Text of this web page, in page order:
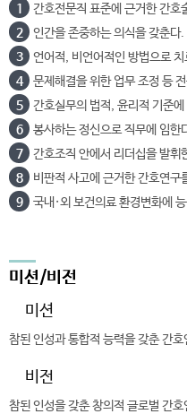
1
간호전문직 표준에 근거한 간호
2
인간을 존중하는 의식을 갖춘다.
3
언어적, 비언어적인 방법으로
4
문제해결을 위한 업무 조정 등
5
간호실무의 법적, 윤리적 기준
6
봉사하는 정신으로 직무에 임한
7
간호조직 안에서 리더십을 발휘
8
비판적 사고에 근거한 간호연구
9
국내·외 보건의료 환경변화에
미션/비전
미션
참된 인성과 통합적 능력을 갖춘 간호
비전
참된 인성을 갖춘 창의적 글로벌 간호